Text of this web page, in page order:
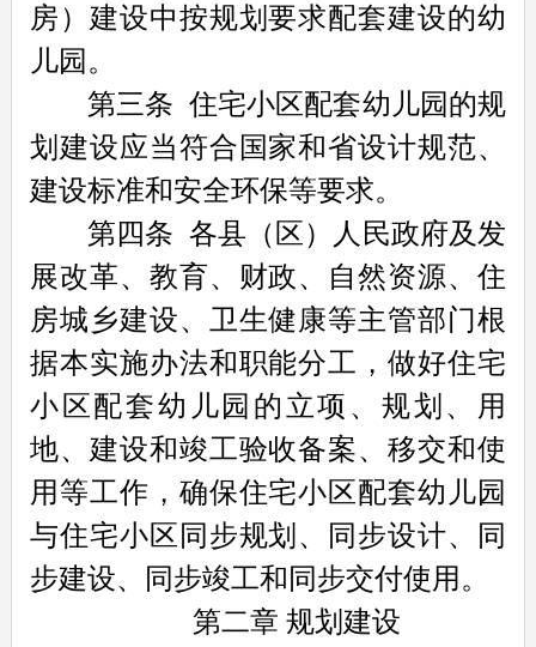
房）建设中按规划要求配套建设的幼
儿园。
第三条 住宅小区配套幼儿园的规
划建设应当符合国家和省设计规范、
建设标准和安全环保等要求。
第四条 各县（区）人民政府及发
展改革、教育、财政、自然资源、住
房城乡建设、卫生健康等主管部门根
据本实施办法和职能分工，做好住宅
小区配套幼儿园的立项、规划、用
地、建设和竣工验收备案、移交和使
用等工作，确保住宅小区配套幼儿园
与住宅小区同步规划、同步设计、同
步建设、同步竣工和同步交付使用。
第二章 规划建设